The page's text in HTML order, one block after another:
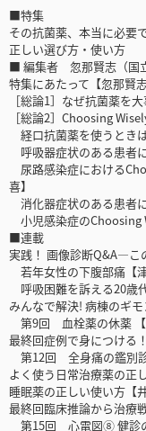
■特集
その抗菌薬、本当に必要
正しい選び方・使い方
■ 編集者 忽那賢志（国
特集にあたって【忽那賢志
［総論1］なぜ抗菌薬を
［総論2］Choosing
経口抗菌薬を使うとき
呼吸器症状のある患者
尿路感染症における
喜】
消化器症状のある患者
小児感染症のChoosing
■連載
実践！ 画像診断Q&A―こ
若年女性の下腹部痛【
呼吸困難を訴える20歳
みんなで解決! 病棟のギモ
第9回 血栓薬の休薬 【
最終回症例で身につけ
第12回 全身痛の鑑別診
よく使う日常治療薬の正
睡眠薬の正しい使い方【
最終回臨床推論から治療
第15回 心電図⑧ 健診